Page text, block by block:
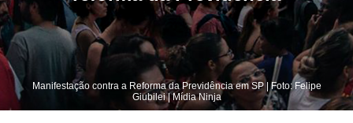
Manifestação contra a Reforma da Previdência em SP | Foto: Felipe
Giubilei | Mídia Ninja